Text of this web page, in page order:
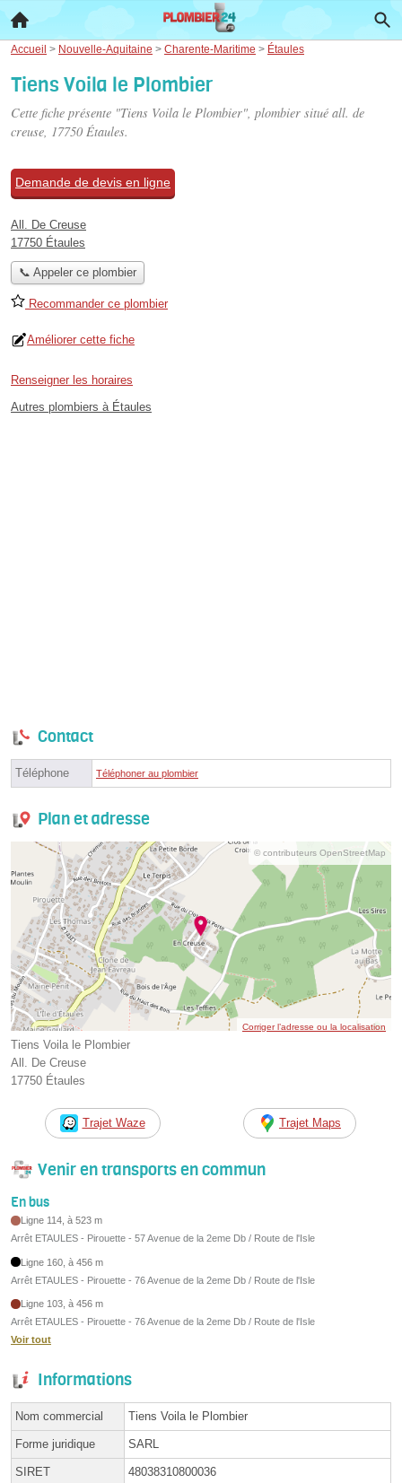
Accueil > Nouvelle-Aquitaine > Charente-Maritime > Étaules
Tiens Voila le Plombier
Cette fiche présente "Tiens Voila le Plombier", plombier situé all. de
creuse, 17750 Étaules.
Demande de devis en ligne
All. De Creuse
17750 Étaules
📞 Appeler ce plombier
Recommander ce plombier
Améliorer cette fiche
Renseigner les horaires
Autres plombiers à Étaules
Contact
Téléphone Téléphoner au plombier
Plan et adresse
© contributeurs OpenStreetMap
Corriger l’adresse ou la localisation
Tiens Voila le Plombier
All. De Creuse
17750 Étaules
Trajet Waze Trajet Maps
Venir en transports en commun
En bus
Ligne 114, à 523 m
Arrêt ETAULES - Pirouette - 57 Avenue de la 2eme Db / Route de l'Isle
Ligne 160, à 456 m
Arrêt ETAULES - Pirouette - 76 Avenue de la 2eme Db / Route de l'Isle
Ligne 103, à 456 m
Arrêt ETAULES - Pirouette - 76 Avenue de la 2eme Db / Route de l'Isle
Voir tout
Informations
Nom commercial Tiens Voila le Plombier
Forme juridique SARL
SIRET 48038310800036